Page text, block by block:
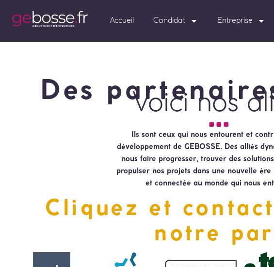
Accueil Candidat Entreprise
Des Voici nos
Ils sont ceux qui nous entourent et
développement de GEBOSSE. Des alliés
nous faire progresser, trouver des
propulser nos projets dans une nouvelle ère
et connectée au monde qui nous
Cliquez et
notre